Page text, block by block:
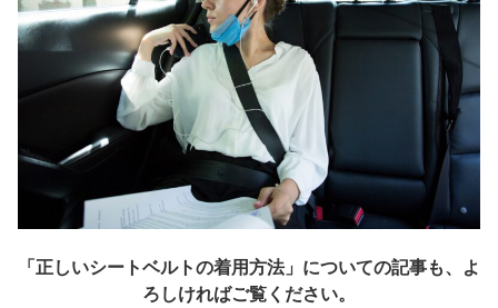
「正しいシートベルトの着用方法」についての記事も、よ
ろしければご覧ください。